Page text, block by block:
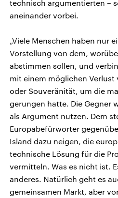
technisch argumentierten –
aneinander vorbei.
„Viele Menschen haben nur
Vorstellung von dem,
abstimmen sollen, und
mit einem möglichen Verlust
oder Souveränität, um die
gerungen hatte. Die Gegner
als Argument nutzen. Dem
Europabefürworter
Island dazu neigen, die
technische Lösung für die
vermitteln. Was es nicht ist.
anderes. Natürlich geht es
gemeinsamen Markt, aber